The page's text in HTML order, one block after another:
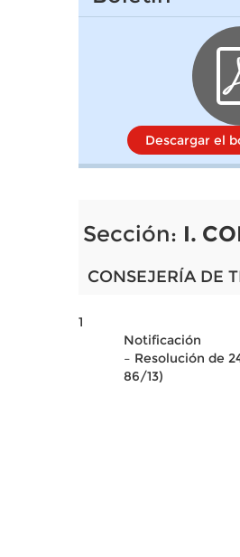
Descargar el
Sección: I.
CONSEJERÍA DE
1
Notificación
– Resolución de
86/13)